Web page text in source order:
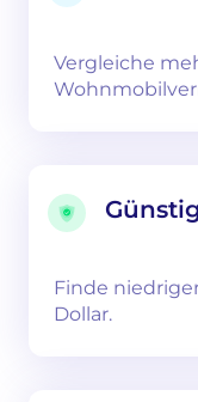
Vergleiche
Finde
Dollar.